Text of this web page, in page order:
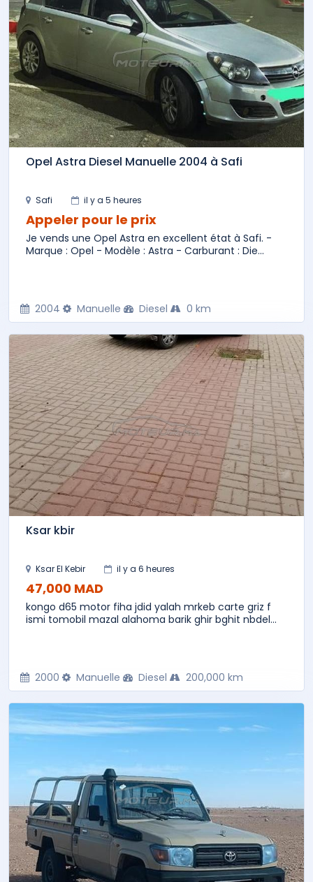
Opel Astra Diesel Manuelle 2004 à Safi
Safi il y a 5 heures
Appeler pour le prix
Je vends une Opel Astra en excellent état à Safi. -
Marque : Opel - Modèle : Astra - Carburant : Die...
2004 Manuelle Diesel 0 km
Ksar kbir
Ksar El Kebir il y a 6 heures
47,000 MAD
kongo d65 motor fiha jdid yalah mrkeb carte griz f
ismi tomobil mazal alahoma barik ghir bghit nbdel...
2000 Manuelle Diesel 200,000 km